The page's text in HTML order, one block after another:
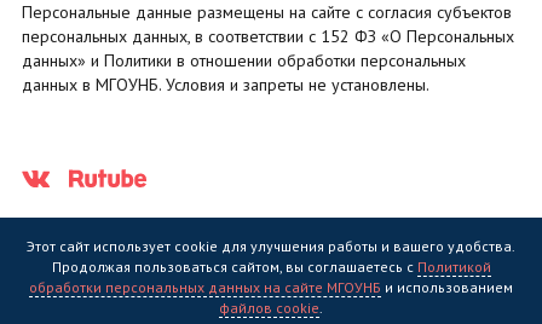
Персональные данные размещены на сайте с согласия субъектов
персональных данных, в соответствии с 152 ФЗ «О Персональных
данных» и Политики в отношении обработки персональных
данных в МГОУНБ. Условия и запреты не установлены.
Государственное областное бюджетное учреждение культуры
Этот сайт использует cookie для улучшения работы и вашего удобства.
Продолжая пользоваться сайтом, вы соглашаетесь с Политикой
обработки персональных данных на сайте МГОУНБ и использованием
файлов cookie.